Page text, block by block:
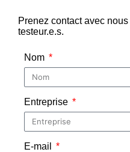
Prenez contact avec
testeur.e.s.
Nom
Entreprise
E-mail